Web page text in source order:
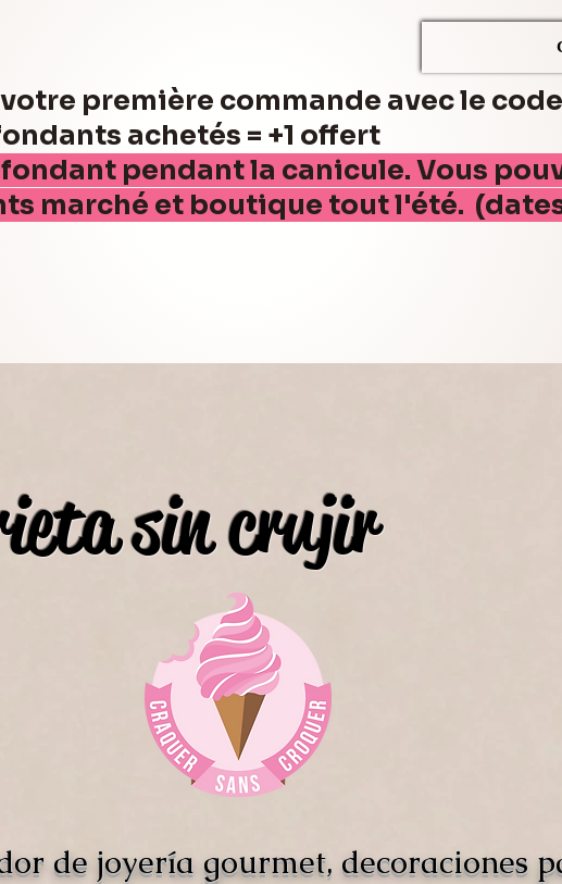
première commande avec le
achetés = +1 offert
pendant la canicule. Vous
marché et boutique tout l'été.
sin crujir
de joyería gourmet, decoraciones